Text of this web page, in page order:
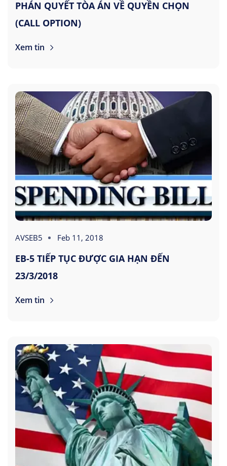
PHÁN QUYẾT TÒA ÁN VỀ QUYỀN CHỌN
(CALL OPTION)
Xem tin
AVSEB5 Feb 11, 2018
EB-5 TIẾP TỤC ĐƯỢC GIA HẠN ĐẾN
23/3/2018
Xem tin